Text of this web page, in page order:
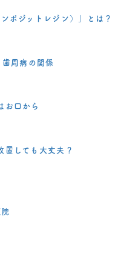
ポジットレジン）」とは？
周病の関係
お口から
置しても大丈夫？